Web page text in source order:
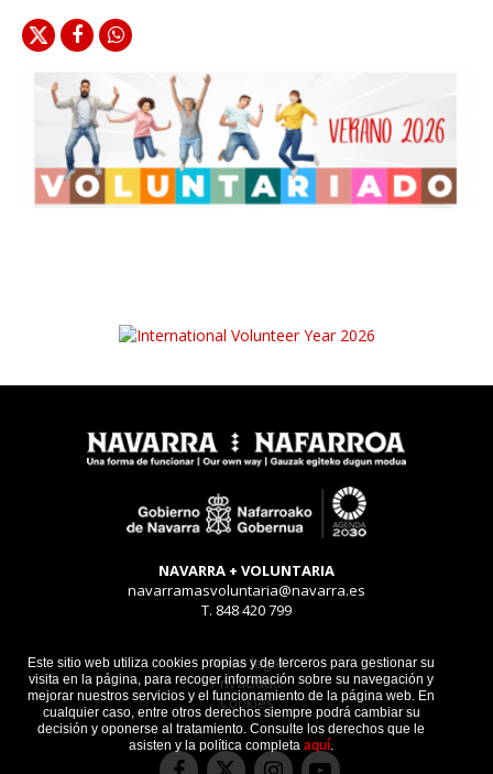
Este sitio web utiliza cookies propias y de terceros para gestionar su
visita en la página, para recoger información sobre su navegación y
mejorar nuestros servicios y el funcionamiento de la página web. En
cualquier caso, entre otros derechos siempre podrá cambiar su
decisión y oponerse al tratamiento. Consulte los derechos que le
asisten y la política completa aquí.
NAVARRA + VOLUNTARIA
navarramasvoluntaria@navarra.es
T. 848 420 799
Aviso legal
Privacidad
Cookies
Facebook InstagramYoutube